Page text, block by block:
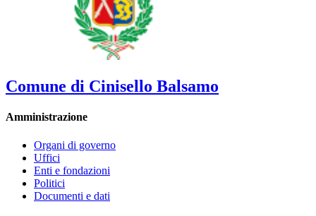
Comune di Cinisello Balsamo
Amministrazione
Organi di governo
Uffici
Enti e fondazioni
Politici
Documenti e dati